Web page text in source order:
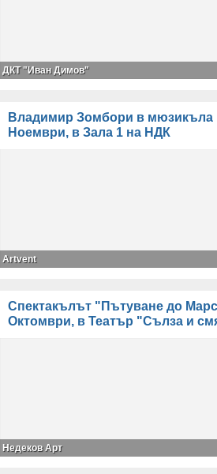
ДКТ "Иван Димов"
Владимир Зомбори в мюзикъла
Ноември, в Зала 1 на НДК
Artvent
Спектакълът "Пътуване до
Октомври, в Театър "Сълза и
Недеков Арт